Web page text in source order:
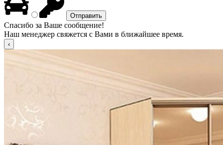
Спасибо за Ваше сообщение!
Наш менеджер свяжется с Вами в ближайшее время.